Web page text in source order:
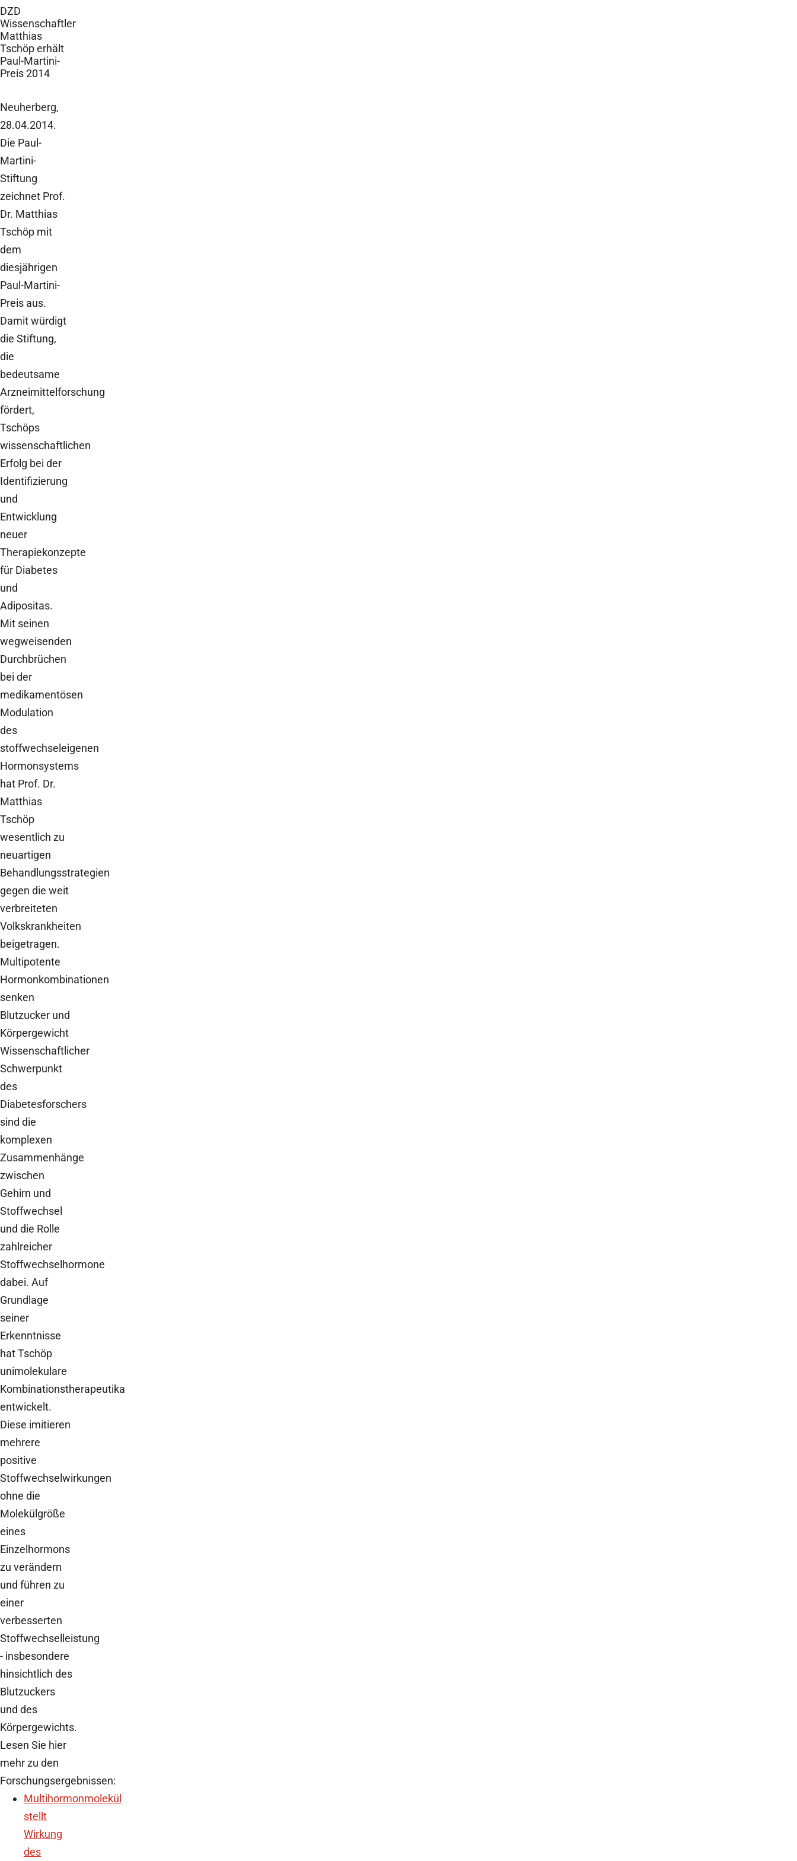
DZD
Wissenschaftler
Matthias
Tschöp erhält
Paul-Martini-
Preis 2014
Neuherberg,
28.04.2014.
Die Paul-
Martini-
Stiftung
zeichnet Prof.
Dr. Matthias
Tschöp mit
dem
diesjährigen
Paul-Martini-
Preis aus.
Damit würdigt
die Stiftung,
die
bedeutsame
Arzneimittelforschung
fördert,
Tschöps
wissenschaftlichen
Erfolg bei der
Identifizierung
und
Entwicklung
neuer
Therapiekonzepte
für Diabetes
und
Adipositas.
Mit seinen
wegweisenden
Durchbrüchen
bei der
medikamentösen
Modulation
des
stoffwechseleigenen
Hormonsystems
hat Prof. Dr.
Matthias
Tschöp
wesentlich zu
neuartigen
Behandlungsstrategien
gegen die weit
verbreiteten
Volkskrankheiten
beigetragen.
Multipotente
Hormonkombinationen
senken
Blutzucker und
Körpergewicht
Wissenschaftlicher
Schwerpunkt
des
Diabetesforschers
sind die
komplexen
Zusammenhänge
zwischen
Gehirn und
Stoffwechsel
und die Rolle
zahlreicher
Stoffwechselhormone
dabei. Auf
Grundlage
seiner
Erkenntnisse
hat Tschöp
unimolekulare
Kombinationstherapeutika
entwickelt.
Diese imitieren
mehrere
positive
Stoffwechselwirkungen
ohne die
Molekülgröße
eines
Einzelhormons
zu verändern
und führen zu
einer
verbesserten
Stoffwechselleistung
- insbesondere
hinsichtlich des
Blutzuckers
und des
Körpergewichts.
Lesen Sie hier
mehr zu den
Forschungsergebnissen:
Multihormonmolekül
stellt
Wirkung
des